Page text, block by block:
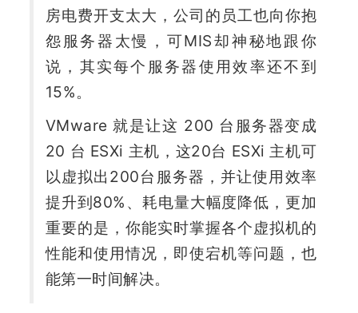
房电费开支太大，公司的员工也向你抱
怨服务器太慢，可MIS却神秘地跟你
说，其实每个服务器使用效率还不到
15%。
VMware 就是让这 200 台服务器变成
20 台 ESXi 主机，这20台 ESXi 主机可
以虚拟出200台服务器，并让使用效率
提升到80%、耗电量大幅度降低，更加
重要的是，你能实时掌握各个虚拟机的
性能和使用情况，即使宕机等问题，也
能第一时间解决。